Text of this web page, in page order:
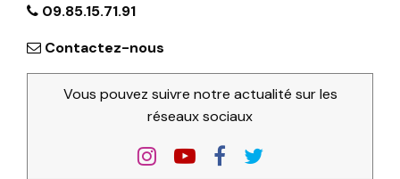
09.85.15.71.91
Contactez-nous
Vous pouvez suivre notre actualité sur les
réseaux sociaux